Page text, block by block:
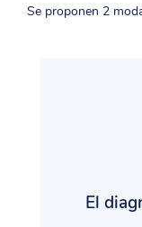
Se proponen 2
El